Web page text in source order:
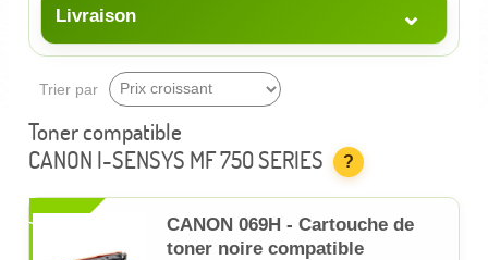
Livraison ⌄
Trier par
Toner compatible
CANON I-SENSYS MF 750 SERIES
?
XL
CANON 069H - Cartouche de
toner noire compatible